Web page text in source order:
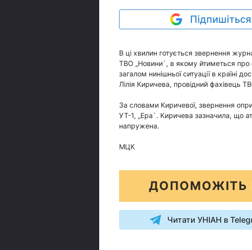
В ці хвилин готується звернення
ТВО „Новини`, в якому йтиметься про
загалом нинішньої ситуації в країні
Лілія Киричева, провідний фахівець
За словами Киричевої, звернення
УТ-1, „Ера`. Киричева зазначила, що
напружена.
МЦК
ДОПОМОЖІТЬ
Читати УНІАН в